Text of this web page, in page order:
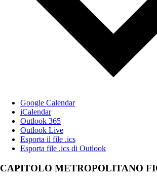
Google Calendar
iCalendar
Outlook 365
Outlook Live
Esporta il file .ics
Esporta file .ics di Outlook
CAPITOLO METROPOLITANO